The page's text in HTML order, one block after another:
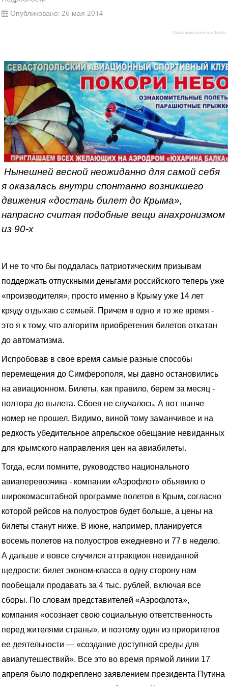
Опубликовано: 26 мая 2014
Социальные кнопки для Joomla
Нынешней весной неожиданно для самой себя
я оказалась внутри спонтанно возникшего
движения «достань билет до Крыма»,
напрасно считая подобные вещи анахронизмом
из 90-х
И не то что бы поддалась патриотическим призывам
поддержать отпускными деньгами российского теперь уже
«производителя», просто именно в Крыму уже 14 лет
кряду отдыхаю с семьей. Причем в одно и то же время -
это я к тому, что алгоритм приобретения билетов откатан
до автоматизма.
Испробовав в свое время самые разные способы
перемещения до Симферополя, мы давно остановились
на авиационном. Билеты, как правило, берем за месяц -
полтора до вылета. Сбоев не случалось. А вот нынче
номер не прошел. Видимо, виной тому заманчивое и на
редкость убедительное апрельское обещание невиданных
для крымского направления цен на авиабилеты.
Тогда, если помните, руководство национального
авиаперевозчика - компании «Аэрофлот» объявило о
широкомасштабной программе полетов в Крым, согласно
которой рейсов на полуостров будет больше, а цены на
билеты станут ниже. В июне, например, планируется
восемь полетов на полуостров ежедневно и 77 в неделю.
А дальше и вовсе случился аттракцион невиданной
щедрости: билет эконом-класса в одну сторону нам
пообещали продавать за 4 тыс. рублей, включая все
сборы. По словам представителей «Аэрофлота»,
компания «осознает свою социальную ответственность
перед жителями страны», и поэтому один из приоритетов
ее деятельности — «создание доступной среды для
авиапутешествий». Все это во время прямой линии 17
апреля было подкреплено заявлением президента Путина